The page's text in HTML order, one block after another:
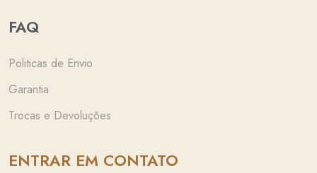
FAQ
Politicas de Envio
Garantia
Trocas e Devoluções
ENTRAR EM CONTATO